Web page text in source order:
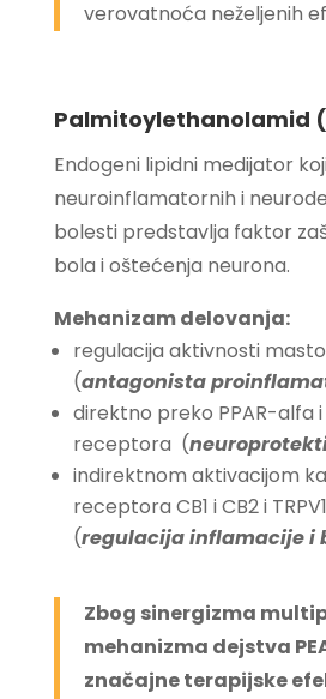
verovatnoća neželjenih
Palmitoylethanolamid
Endogeni lipidni medijator
neuroinflamatornih i
bolesti predstavlja faktor
bola i oštećenja neurona.
Mehanizam delovanja:
regulacija aktivnosti
(antagonista
direktno preko PPAR-alfa i
receptora (
indirektnom aktivacijom
receptora CB1 i CB2 i
(regulacija inflamacije i
Zbog sinergizma
mehanizma dejstva
značajne terapijske